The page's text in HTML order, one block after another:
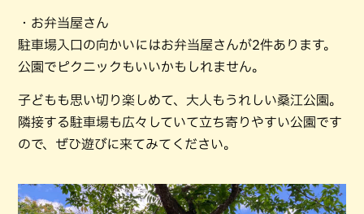
・お弁当屋さん
駐車場入口の向かいにはお弁当屋さんが2件あります。
公園でピクニックもいいかもしれません。
子どもも思い切り楽しめて、大人もうれしい桑江公園。
隣接する駐車場も広々していて立ち寄りやすい公園です
ので、ぜひ遊びに来てみてください。